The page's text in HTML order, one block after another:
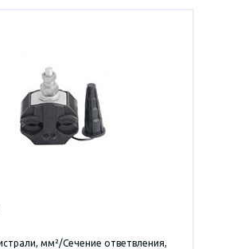
мм²/Сечение ответвления,